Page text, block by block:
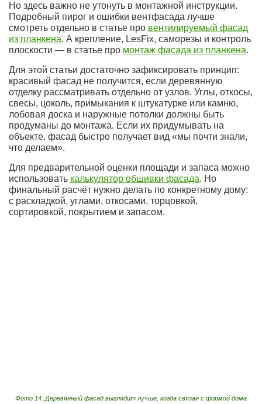
Но здесь важно не утонуть в монтажной инструкции.
Подробный пирог и ошибки вентфасада лучше
смотреть отдельно в статье про вентилируемый фасад
из планкена. А крепление, LesFix, саморезы и контроль
плоскости — в статье про монтаж фасада из планкена.
Для этой статьи достаточно зафиксировать принцип:
красивый фасад не получится, если деревянную
отделку рассматривать отдельно от узлов. Углы, откосы,
свесы, цоколь, примыкания к штукатурке или камню,
лобовая доска и наружные потолки должны быть
продуманы до монтажа. Если их придумывать на
объекте, фасад быстро получает вид «мы почти знали,
что делаем».
Для предварительной оценки площади и запаса можно
использовать калькулятор обшивки фасада. Но
финальный расчёт нужно делать по конкретному дому:
с раскладкой, углами, откосами, торцовкой,
сортировкой, покрытием и запасом.
Фото 14. Деревянный фасад выглядит лучше, когда связан с формой дома